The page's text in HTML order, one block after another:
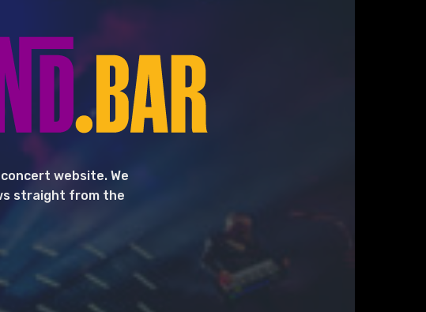
website. We
straight from the